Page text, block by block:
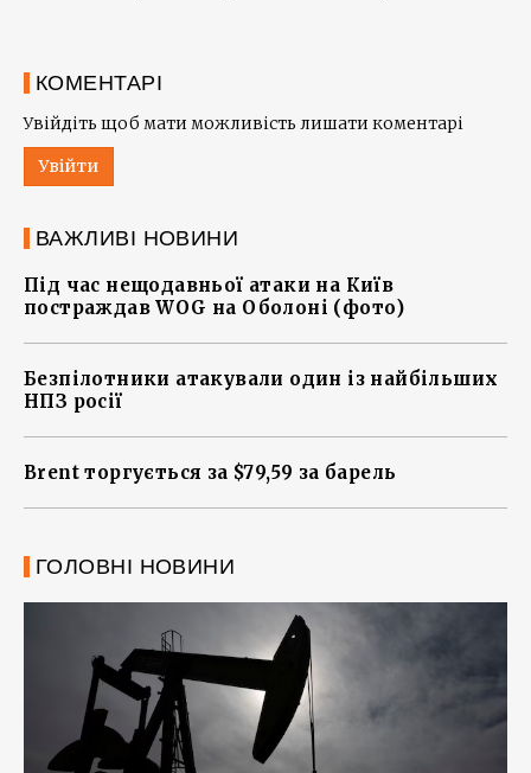
КОМЕНТАРІ
Увійдіть щоб мати можливість лишати коментарі
Увійти
ВАЖЛИВІ НОВИНИ
Під час нещодавньої атаки на Київ
постраждав WOG на Оболоні (фото)
Безпілотники атакували один із найбільших
НПЗ росії
Brent торгується за $79,59 за барель
ГОЛОВНІ НОВИНИ